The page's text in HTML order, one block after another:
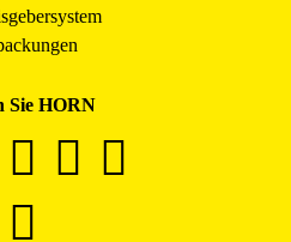
Sie HORN